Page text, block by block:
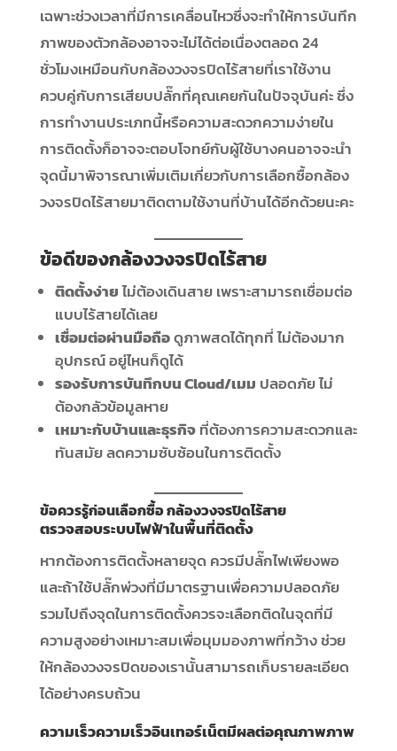
เฉพาะช่วงเวลาที่มีการเคลื่อนไหวซึ่งจะทำให้การบันทึก
ภาพของตัวกล้องอาจจะไม่ได้ต่อเนื่องตลอด 24
ชั่วโมงเหมือนกับกล้องวงจรปิดไร้สายที่เราใช้งาน
ควบคู่กับการเสียบปลั๊กที่คุณเคยกันในปัจจุบันค่ะ ซึ่ง
การทำงานประเภทนี้หรือความสะดวกความง่ายใน
การติดตั้งก็อาจจะตอบโจทย์กับผู้ใช้บางคนอาจจะนำ
จุดนี้มาพิจารณาเพิ่มเติมเกี่ยวกับการเลือกซื้อกล้อง
วงจรปิดไร้สายมาติดตามใช้งานที่บ้านได้อีกด้วยนะคะ
ข้อดีของกล้องวงจรปิดไร้สาย
ติดตั้งง่ายไม่ต้องเดินสาย เพราะสามารถเชื่อมต่อ
แบบไร้สายได้เลย
เชื่อมต่อผ่านมือถือดูภาพสดได้ทุกที่ ไม่ต้องมาก
อุปกรณ์ อยู่ไหนก็ดูได้
รองรับการบันทึกบน Cloud/เมม ปลอดภัย ไม่
ต้องกลัวข้อมูลหาย
เหมาะกับบ้านและธุรกิจที่ต้องการความสะดวกและ
ทันสมัย ลดความซับซ้อนในการติดตั้ง
ข้อควรรู้ก่อนเลือกซื้อกล้องวงจรปิดไร้สาย
ตรวจสอบระบบไฟฟ้าในพื้นที่ติดตั้ง
หากต้องการติดตั้งหลายจุด ควรมีปลั๊กไฟเพียงพอ
และถ้าใช้ปลั๊กพ่วงที่มีมาตรฐานเพื่อความปลอดภัย
รวมไปถึงจุดในการติดตั้งควรจะเลือกติดในจุดที่มี
ความสูงอย่างเหมาะสมเพื่อมุมมองภาพที่กว้าง ช่วย
ให้กล้องวงจรปิดของเรานั้นสามารถเก็บรายละเอียด
ได้อย่างครบถ้วน
ความเร็วความเร็วอินเทอร์เน็ตมีผลต่อคุณภาพภาพ